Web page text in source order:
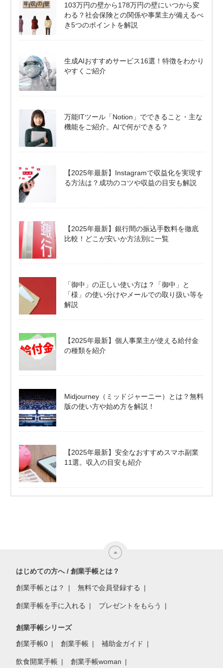
103万円の壁から178万円の壁にいつから変
わる？社会保険との関係や事業主が備えるべ
き5つのポイントを解説
生成AIおすすめサービス16選！特徴をわかり
やすくご紹介
万能ITツール「Notion」でできること・主な
機能をご紹介。AIで何ができる？
【2025年最新】Instagramで収益化を実現す
る方法は？成功のコツや収益の目安も解説
【2025年最新】銀行間の振込手数料を徹底
比較！どこが安いか方法別に一覧
「御中」の正しい使い方は？「御中」と
「様」の使い分けやメールでの取り扱い等を
解説
【2025年最新】個人事業主が使える給付金
の種類を紹介
Midjourney（ミッドジャーニー）とは？無料
版の使い方や始め方を解説！
【2025年最新】安全なおすすめスマホ副業
11選。収入の目安も紹介
はじめての方へ / 創業手帳とは？
創業手帳とは？ 無料で会員登録する
創業手帳を手に入れる プレゼントをもらう
創業手帳シリーズ
創業手帳0 創業手帳 補助金ガイド
飲食開業手帳 創業手帳woman